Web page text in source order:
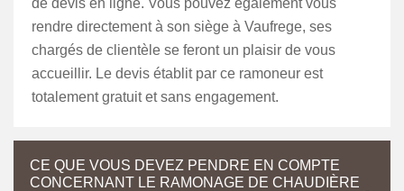
de devis en ligne. Vous pouvez également vous
rendre directement à son siège à Vaufrege, ses
chargés de clientèle se feront un plaisir de vous
accueillir. Le devis établit par ce ramoneur est
totalement gratuit et sans engagement.
CE QUE VOUS DEVEZ PENDRE EN COMPTE
CONCERNANT LE RAMONAGE DE CHAUDIÈRE